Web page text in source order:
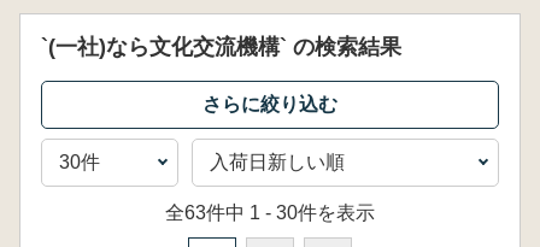
`(一社)なら文化交流機構` の検索結果
全63件中 1 - 30件を表示